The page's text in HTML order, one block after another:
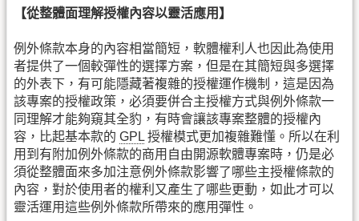
【從整體面理解授權內容以靈活應用】
例外條款本身的內容相當簡短，軟體權利人也因此為使用
者提供了一個較彈性的選擇方案，但是在其簡短與多選擇
的外表下，有可能隱藏著複雜的授權運作機制，這是因為
該專案的授權政策，必須要併合主授權方式與例外條款一
同理解才能夠窺其全豹，有時會讓該專案整體的授權內
容，比起基本款的 GPL 授權模式更加複雜難懂。所以在利
用到有附加例外條款的商用自由開源軟體專案時，仍是必
須從整體面來多加注意例外條款影響了哪些主授權條款的
內容，對於使用者的權利又產生了哪些更動，如此才可以
靈活運用這些例外條款所帶來的應用彈性。